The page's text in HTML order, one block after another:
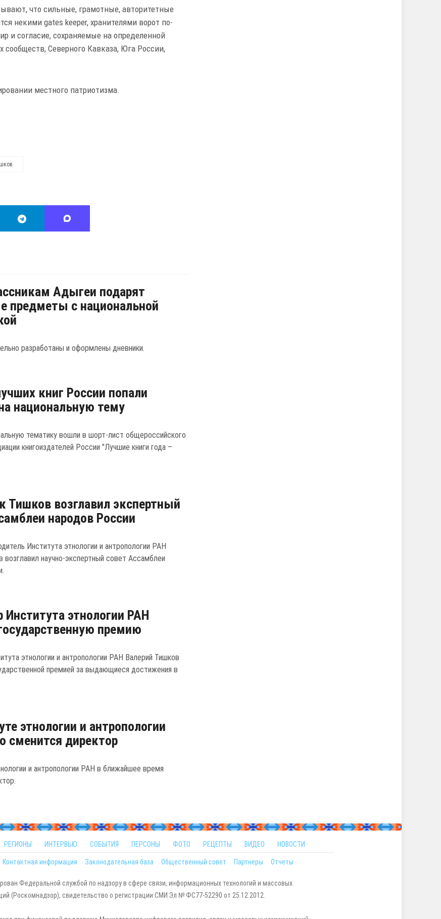
что сильные, грамотные, авторитетные
некими gates keeper, хранителями ворот по-
и согласие, сохраняемые на определенной
сообществ, Северного Кавказа, Юга России,
местного патриотизма.
Адыгеи подарят
предметы с национальной
разработаны и оформлены дневники.
книг России попали
национальную тему
тематику вошли в шорт-лист общероссийского
книгоиздателей России "Лучшие книги года –
Тишков возглавил экспертный
народов России
Института этнологии и антропологии РАН
возглавил научно-экспертный совет Ассамблеи
Института этнологии РАН
премию
этнологии и антропологии РАН Валерий Тишков
премией за выдающиеся достижения в
этнологии и антропологии
сменится директор
и антропологии РАН в ближайшее время
РЕГИОНЫ ИНТЕРВЬЮ СОБЫТИЯ ПЕРСОНЫ ФОТО РЕЦЕПТЫ ВИДЕО НОВОСТИ
Контактная информация Законодательная база Общественный совет Партнеры Отчеты
Федеральной службой по надзору в сфере связи, информационных технологий и массовых
(Роскомнадзор), свидетельство о регистрации СМИ Эл № ФС77-52290 от 25.12.2012.